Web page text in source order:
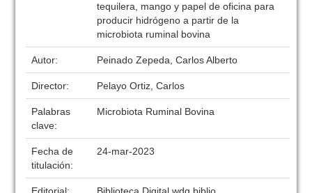
tequilera, mango y papel de oficina para
producir hidrógeno a partir de la
microbiota ruminal bovina
Autor: Peinado Zepeda, Carlos Alberto
Director: Pelayo Ortiz, Carlos
Palabras
clave:
Microbiota Ruminal Bovina
Fecha de
titulación:
24-mar-2023